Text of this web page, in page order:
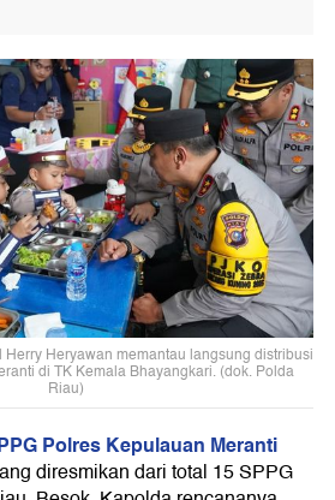
Heryawan memantau langsung distribusi
di TK Kemala Bhayangkari. (dok. Polda
Riau)
Polres Kepulauan Meranti
diresmikan dari total 15 SPPG